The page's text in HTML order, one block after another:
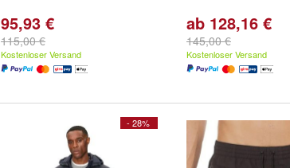
95,93 €
115,00 €
Kostenloser Versand
ab 128,16 €
145,00 €
Kostenloser Versand
- 28%